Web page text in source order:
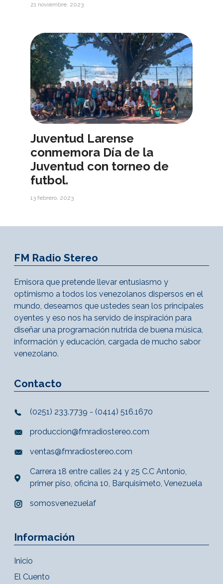
21 noviembre, 2023
Juventud Larense
conmemora Día de la
Juventud con torneo de
futbol.
13 febrero, 2023
FM Radio Stereo
Emisora que pretende llevar entusiasmo y
optimismo a todos los venezolanos dispersos en el
mundo, deseamos que ustedes sean los principales
oyentes y eso nos ha servido de inspiración para
diseñar una programación nutrida de buena música,
información y educación, cargada de mucho sabor
venezolano.
Contacto
(0251) 233.7739 - (0414) 516.1670
produccion@fmradiostereo.com
ventas@fmradiostereo.com
Carrera 18 entre calles 24 y 25 C.C Antonio,
primer piso, oficina 10, Barquisimeto, Venezuela
somosvenezuelaf
Información
Inicio
El Cuento